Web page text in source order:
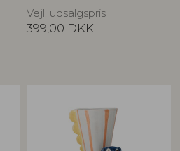
Vejl. udsalgspris
399,00 DKK